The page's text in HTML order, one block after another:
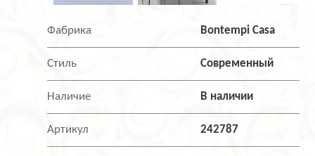
Фабрика Bontempi Casa
Стиль Современный
Наличие В наличии
Артикул 242787